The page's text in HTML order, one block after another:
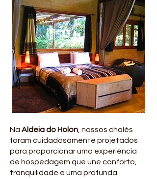
Na Aldeia do Holon , nossos chalés
foram cuidadosamente projetados
para proporcionar uma experiência
de hospedagem que une conforto,
tranquilidade e uma profunda